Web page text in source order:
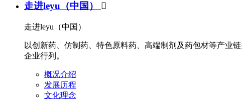
走进leyu（中国） 
走进leyu（中国）
以创新药、仿制药、特色原料药、高端制剂及药包材等产业
企业行列。
概况介绍
发展历程
文化理念